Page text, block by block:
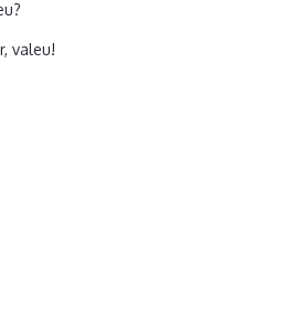
valeu!